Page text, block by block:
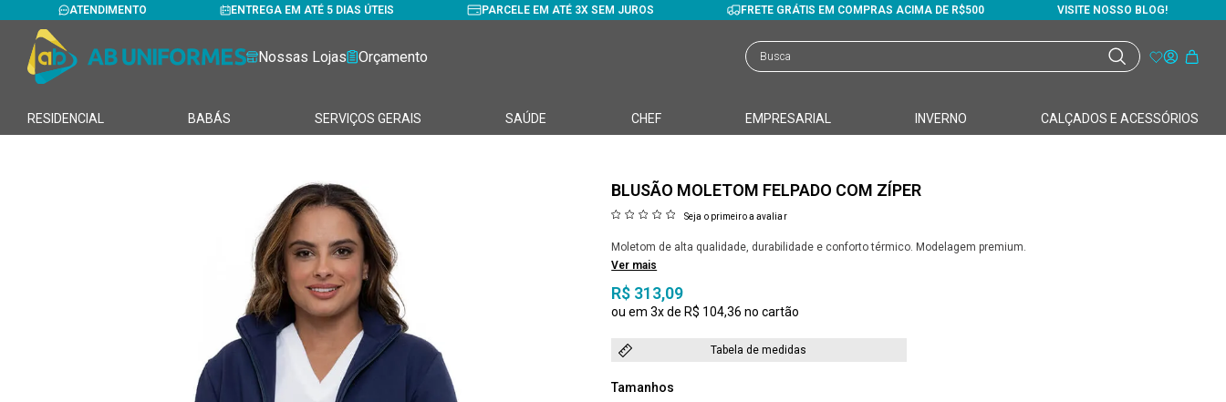
ATENDIMENTO ENTREGA EM ATÉ 5 DIAS ÚTEIS PARCELE EM ATÉ 3X SEM JUROS FRETE GRÁTIS EM COMPRAS ACIMA DE R$500 VISITE NOSSO BLOG!
Nossas Lojas Orçamento
RESIDENCIAL BABÁS SERVIÇOS GERAIS SAÚDE CHEF EMPRESARIAL INVERNO CALÇADOS E ACESSÓRIOS
BLUSÃO MOLETOM FELPADO COM ZÍPER
Seja o primeiro a avaliar
Moletom de alta qualidade, durabilidade e conforto térmico. Modelagem premium.
Ver mais
R$ 313,09
3x R$ 104,36
Tabela de medidas